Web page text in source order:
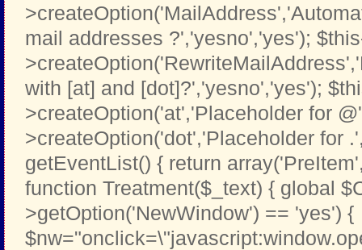
mail addresses ?','yesno','yes');
with [at] and [dot]?','yesno','yes');
>createOption('at','Placeholder for
>createOption('dot','Placeholder for
getEventList() { return
function Treatment($_text) { global
>getOption('NewWindow') == 'yes') {